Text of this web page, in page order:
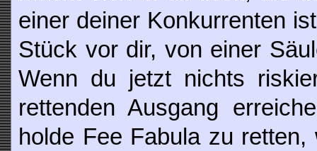
einer deiner Konkurrenten
Stück vor dir, von einer
Wenn du jetzt nichts
rettenden Ausgang
holde Fee Fabula zu